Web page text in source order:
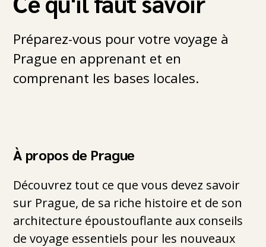
Préparez-vous pour votre voyage à
Prague en apprenant et en
comprenant les bases locales.
À propos de Prague
Découvrez tout ce que vous devez savoir
sur Prague, de sa riche histoire et de son
architecture époustouflante aux conseils
de voyage essentiels pour les nouveaux